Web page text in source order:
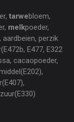
tarwebloem,
melkpoeder,
perzik
E477, E322
cacaopoeder,